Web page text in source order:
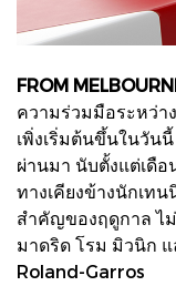
FROM
ความร่วมมือระหว่า
เพิ่งเริ่มต้นขึ้นในวัน
ผ่านมา นับตั้งแต่เดื
ทางเคียงข้างนักเท
สำคัญของฤดูกาล ไ
มาดริด โรม มิวนิก
Roland-Garros